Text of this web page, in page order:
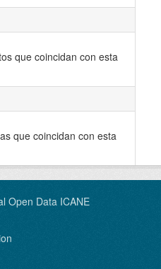
que coincidan con esta
que coincidan con esta
Open Data ICANE